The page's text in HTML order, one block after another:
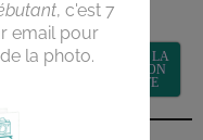
semaines
RECEVOIR LA
FORMATION
GRATUITE